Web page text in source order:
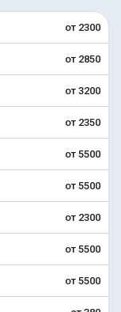
от 2300
от 2850
от 3200
от 2350
от 5500
от 5500
от 2300
от 5500
от 5500